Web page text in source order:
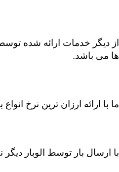
از دیگر خدمات ارائه شده توسط
ها می باشد.
ما با ارائه ارزان ترین نرخ
با ارسال بار توسط الوبار